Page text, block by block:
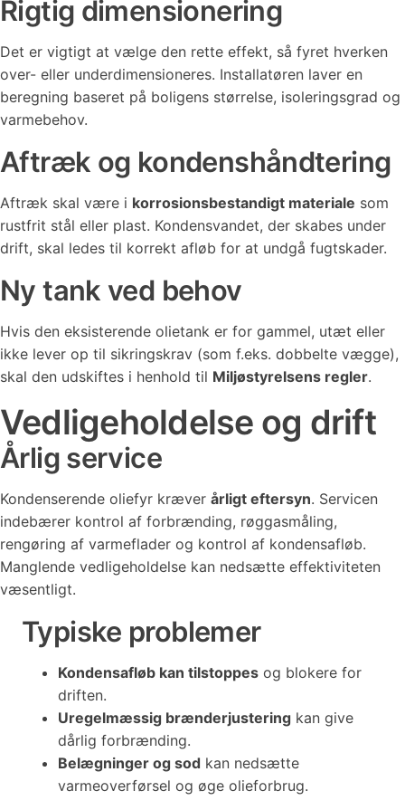
Rigtig dimensionering
Det er vigtigt at vælge den rette effekt, så fyret hverken
over- eller underdimensioneres. Installatøren laver en
beregning baseret på boligens størrelse, isoleringsgrad og
varmebehov.
Aftræk og kondenshåndtering
Aftræk skal være i korrosionsbestandigt materiale som
rustfrit stål eller plast. Kondensvandet, der skabes under
drift, skal ledes til korrekt afløb for at undgå fugtskader.
Ny tank ved behov
Hvis den eksisterende olietank er for gammel, utæt eller
ikke lever op til sikringskrav (som f.eks. dobbelte vægge),
skal den udskiftes i henhold til Miljøstyrelsens regler.
Vedligeholdelse og drift
Årlig service
Kondenserende oliefyr kræver årligt eftersyn. Servicen
indebærer kontrol af forbrænding, røggasmåling,
rengøring af varmeflader og kontrol af kondensafløb.
Manglende vedligeholdelse kan nedsætte effektiviteten
væsentligt.
Typiske problemer
Kondensafløb kan tilstoppes og blokere for
driften.
Uregelmæssig brænderjustering kan give
dårlig forbrænding.
Belægninger og sod kan nedsætte
varmeoverførsel og øge olieforbrug.